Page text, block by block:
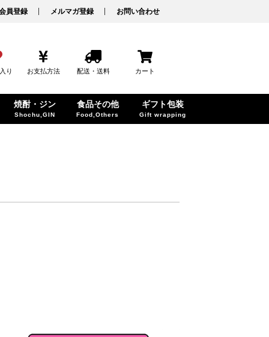
員登録 メルマガ登録 お問い合わせ
り お支払方法 配送・送料 カート
焼酎・ジン
Shochu,GIN
食品その他
Food,Others
ギフト包装
Gift wrapping